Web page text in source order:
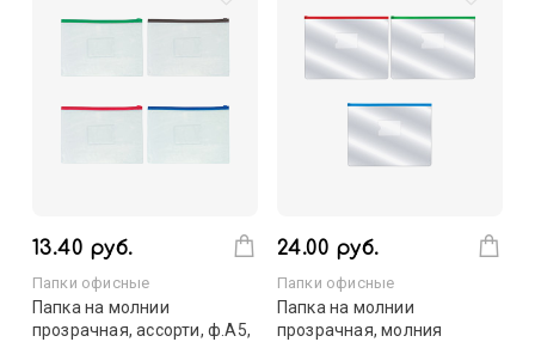
13.40 руб.
Папки офисные
Папка на молнии
прозрачная, ассорти, ф.A5,
24.00 руб.
Папки офисные
Папка на молнии
прозрачная, молния